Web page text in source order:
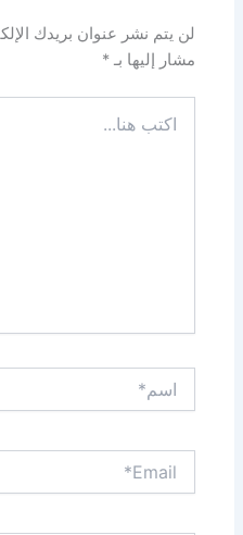
لن يتم نشر عنوان بريدك
مشار إليها بـ*
هنا...